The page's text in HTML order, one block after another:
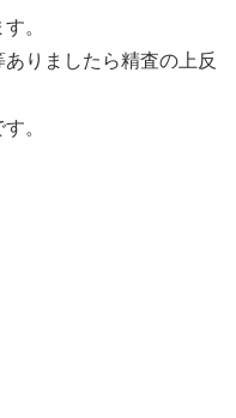
。
りましたら精査の上反
。